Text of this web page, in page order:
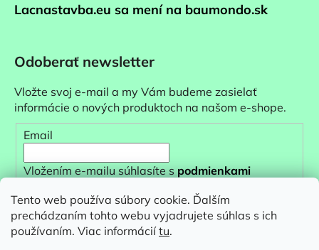
Tento web používa súbory cookie. Ďalším
prechádzaním tohto webu vyjadrujete súhlas s ich
používaním. Viac informáciítu.
Lacnastavba.eu sa mení na baumondo.sk
Odoberať newsletter
Vložte svoj e-mail a my Vám budeme zasielať
informácie o nových produktoch na našom e-shope.
Email
Vložením e-mailu súhlasíte spodmienkami
PRIHLÁSIŤ SA